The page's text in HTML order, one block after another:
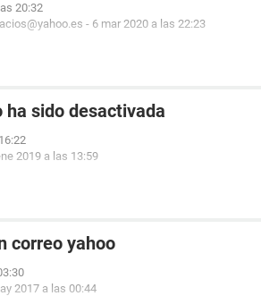
20:32
- 6 mar 2020 a las 22:23
ha sido desactivada
2019 a las 13:59
correo yahoo
2017 a las 00:44